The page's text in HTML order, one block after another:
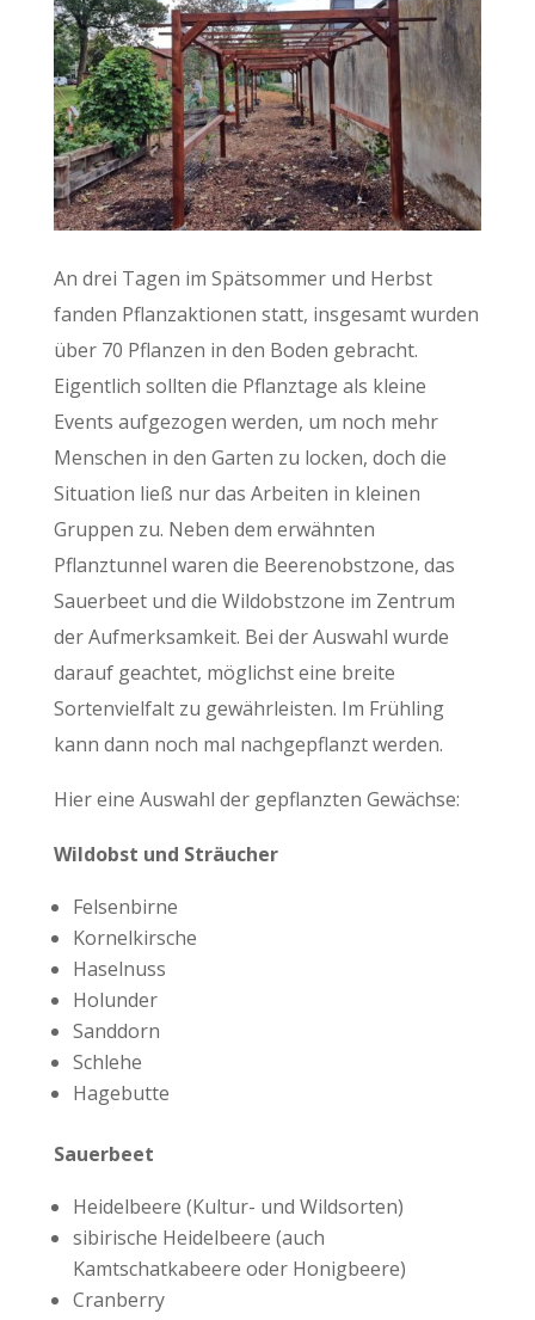
An drei Tagen im Spätsommer und Herbst
fanden Pflanzaktionen statt, insgesamt wurden
über 70 Pflanzen in den Boden gebracht.
Eigentlich sollten die Pflanztage als kleine
Events aufgezogen werden, um noch mehr
Menschen in den Garten zu locken, doch die
Situation ließ nur das Arbeiten in kleinen
Gruppen zu. Neben dem erwähnten
Pflanztunnel waren die Beerenobstzone, das
Sauerbeet und die Wildobstzone im Zentrum
der Aufmerksamkeit. Bei der Auswahl wurde
darauf geachtet, möglichst eine breite
Sortenvielfalt zu gewährleisten. Im Frühling
kann dann noch mal nachgepflanzt werden.
Hier eine Auswahl der gepflanzten Gewächse:
Wildobst und Sträucher
Felsenbirne
Kornelkirsche
Haselnuss
Holunder
Sanddorn
Schlehe
Hagebutte
Sauerbeet
Heidelbeere (Kultur- und Wildsorten)
sibirische Heidelbeere (auch
Kamtschatkabeere oder Honigbeere)
Cranberry